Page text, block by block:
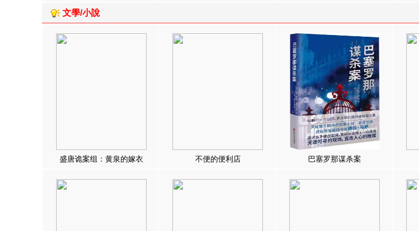
文學/小說
盛唐诡案组：黄泉的嫁衣 不便的便利店 巴塞罗那谋杀案